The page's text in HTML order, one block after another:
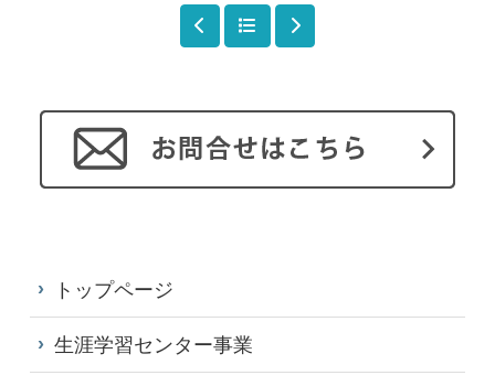
トップページ
生涯学習センター事業